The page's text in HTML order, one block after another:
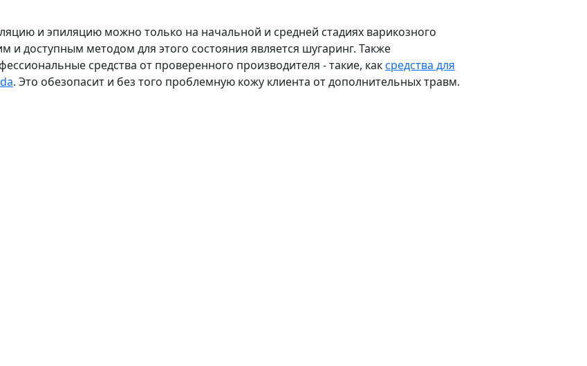
и эпиляцию можно только на начальной и средней стадиях варикозного
доступным методом для этого состояния является шугаринг. Также
средства от проверенного производителя - такие, каксредства для
. Это обезопасит и без того проблемную кожу клиента от дополнительных травм.